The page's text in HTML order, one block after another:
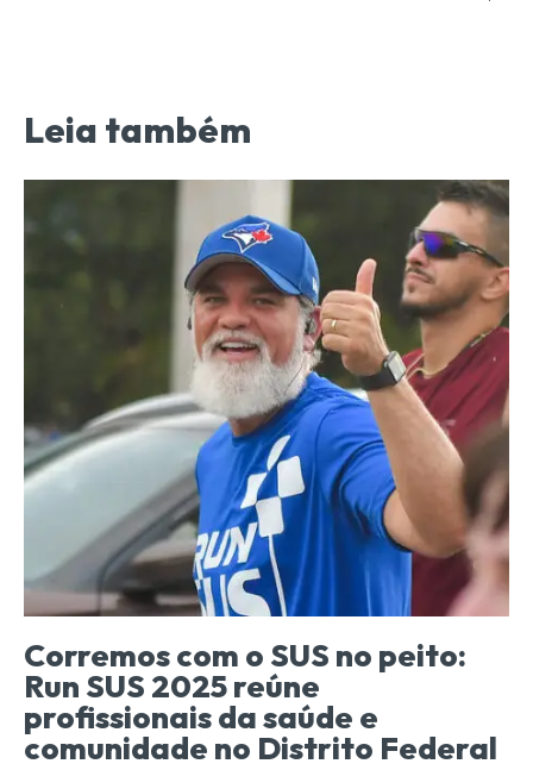
Leia também
Corremos com o SUS no peito:
Run SUS 2025 reúne
profissionais da saúde e
comunidade no Distrito Federal